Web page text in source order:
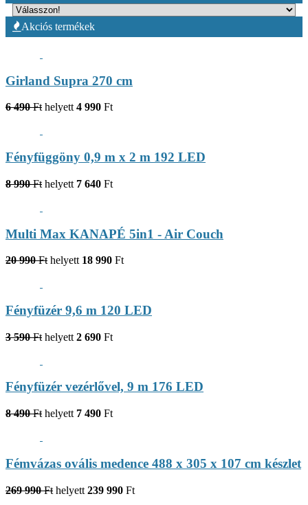
Akciós termékek
Girland Supra 270 cm
6 490 Fthelyett4 990 Ft
Fényfüggöny 0,9 m x 2 m 192 LED
8 990 Ft helyett 7 640 Ft
Multi Max KANAPÉ 5in1 - Air Couch
20 990 Ft helyett 18 990 Ft
Fényfüzér 9,6 m 120 LED
3 590 Ft helyett 2 690 Ft
Fényfüzér vezérlővel, 9 m 176 LED
8 490 Ft helyett 7 490 Ft
Fémvázas ovális medence 488 x 305 x 107 cm készlet
269 990 Ft helyett 239 990 Ft